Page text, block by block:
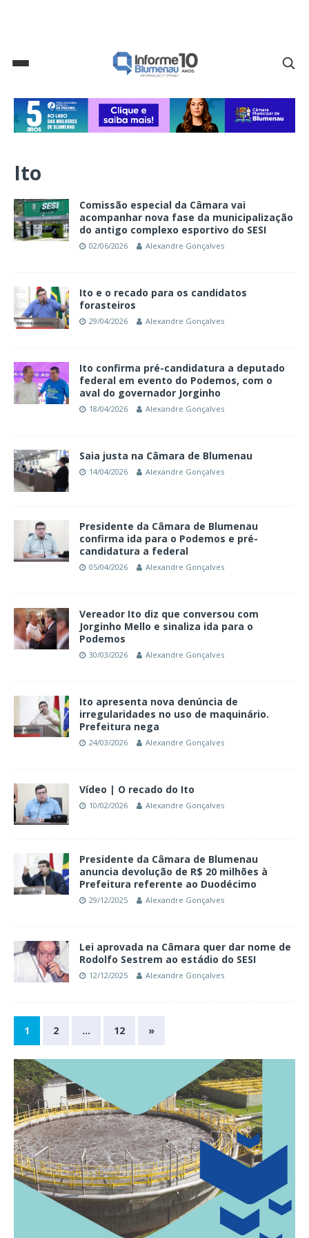
Ito
Comissão especial da Câmara vai
acompanhar nova fase da municipalização
do antigo complexo esportivo do SESI
02/06/2026 Alexandre Gonçalves
Ito e o recado para os candidatos
forasteiros
29/04/2026 Alexandre Gonçalves
Ito confirma pré-candidatura a deputado
federal em evento do Podemos, com o
aval do governador Jorginho
18/04/2026 Alexandre Gonçalves
Saia justa na Câmara de Blumenau
14/04/2026 Alexandre Gonçalves
Presidente da Câmara de Blumenau
confirma ida para o Podemos e pré-
candidatura a federal
05/04/2026 Alexandre Gonçalves
Vereador Ito diz que conversou com
Jorginho Mello e sinaliza ida para o
Podemos
30/03/2026 Alexandre Gonçalves
Ito apresenta nova denúncia de
irregularidades no uso de maquinário.
Prefeitura nega
24/03/2026 Alexandre Gonçalves
Vídeo | O recado do Ito
10/02/2026 Alexandre Gonçalves
Presidente da Câmara de Blumenau
anuncia devolução de R$ 20 milhões à
Prefeitura referente ao Duodécimo
29/12/2025 Alexandre Gonçalves
Lei aprovada na Câmara quer dar nome de
Rodolfo Sestrem ao estádio do SESI
12/12/2025 Alexandre Gonçalves
1 2 … 12 »